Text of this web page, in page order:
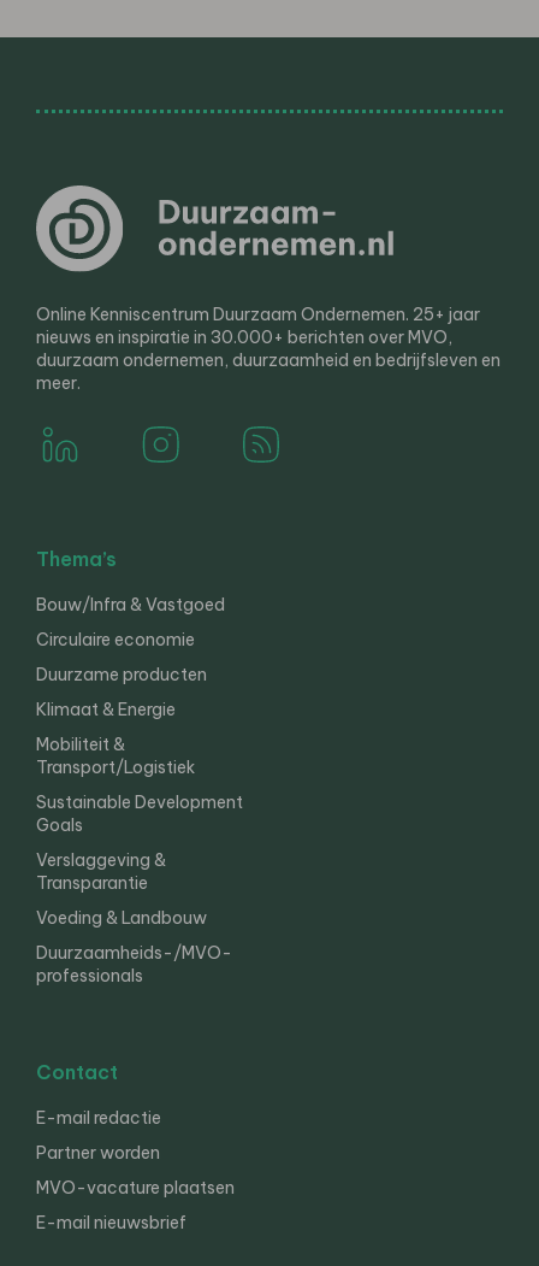
Online Kenniscentrum Duurzaam Ondernemen. 25+ jaar
nieuws en inspiratie in 30.000+ berichten over MVO,
duurzaam ondernemen, duurzaamheid en bedrijfsleven en
meer.
Thema’s
Bouw/Infra & Vastgoed
Circulaire economie
Duurzame producten
Klimaat & Energie
Mobiliteit &
Transport/Logistiek
Sustainable Development
Goals
Verslaggeving &
Transparantie
Voeding & Landbouw
Duurzaamheids-/MVO-
professionals
Contact
E-mail redactie
Partner worden
MVO-vacature plaatsen
E-mail nieuwsbrief